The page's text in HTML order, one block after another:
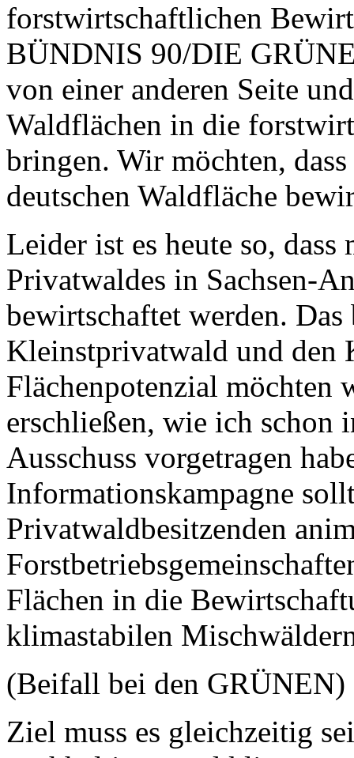
forstwirtschaftlichen
BÜNDNIS 90/DIE
von einer anderen Seite
Waldflächen in die
bringen. Wir möchten,
deutschen Waldfläche
Leider ist es heute so,
Privatwaldes in Sachsen-
bewirtschaftet werden.
Kleinstprivatwald und den
Flächenpotenzial
erschließen, wie ich schon
Ausschuss vorgetragen
Informationskampagne
Privatwaldbesitzenden
Flächen in die
klimastabilen
(Beifall bei den GRÜNEN)
Ziel muss es gleichzeitig